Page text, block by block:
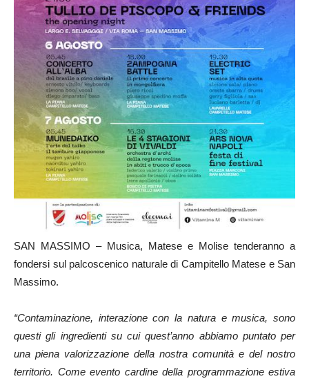
SAN MASSIMO – Musica, Matese e Molise tenderanno a
fondersi sul palcoscenico naturale di Campitello Matese e San
Massimo.
“Contaminazione, interazione con la natura e musica, sono
questi gli ingredienti su cui quest’anno abbiamo puntato per
una piena valorizzazione della nostra comunità e del nostro
territorio. Come evento cardine della programmazione estiva